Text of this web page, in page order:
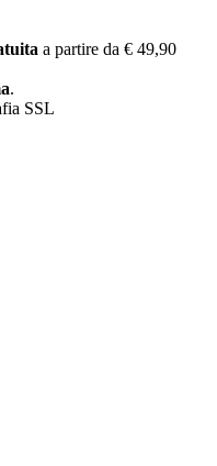
a partire da € 49,90
.
SSL